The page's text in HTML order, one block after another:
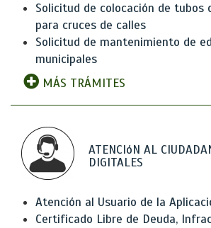
Solicitud de colocación de tubos
para cruces de calles
Solicitud de mantenimiento de
municipales
MÁS TRÁMITES
ATENCIóN AL
DIGITALES
Atención al Usuario de la
Certificado Libre de Deuda,